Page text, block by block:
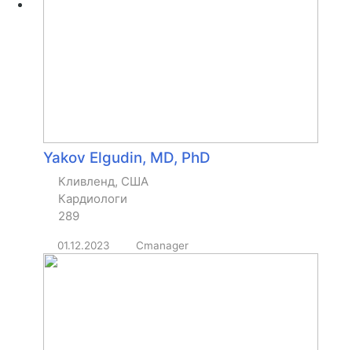
Yakov Elgudin, MD, PhD
Кливленд, США
Кардиологи
289
01.12.2023 Cmanager